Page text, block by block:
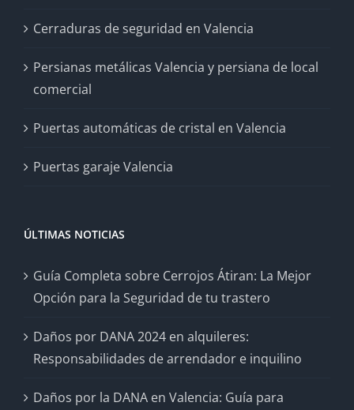
Cerraduras de seguridad en Valencia
Persianas metálicas Valencia y persiana de local
comercial
Puertas automáticas de cristal en Valencia
Puertas garaje Valencia
ÚLTIMAS NOTICIAS
Guía Completa sobre Cerrojos Átiran: La Mejor
Opción para la Seguridad de tu trastero
Daños por DANA 2024 en alquileres:
Responsabilidades de arrendador e inquilino
Daños por la DANA en Valencia: Guía para